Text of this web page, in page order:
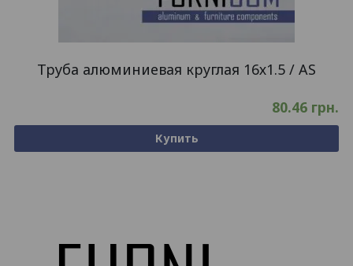
Труба алюминиевая круглая 16х1.5 / AS
80.46 грн.
Купить